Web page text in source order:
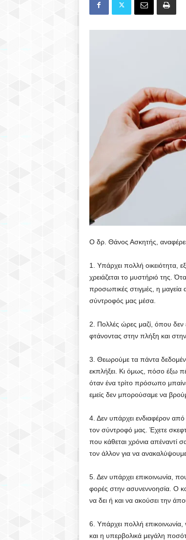
Ο δρ. Θάνος Ασκητής,
1. Υπάρχει πολλή οικειότητα,
χρειάζεται το μυστήριό της.
προσωπικές στιγμές, η μαγεία
σύντροφός μας μέσα.
2. Πολλές ώρες μαζί, όπου δεν
φτάνοντας στην πλήξη και
3. Θεωρούμε τα πάντα
εκπλήξει. Κι όμως, πόσο έξω
όταν ένα τρίτο πρόσωπο
εμείς δεν μπορούσαμε να
4. Δεν υπάρχει ενδιαφέρον
τον σύντροφό μας. Έχετε
που κάθεται χρόνια απέναντί
τον άλλον για να
5. Δεν υπάρχει επικοινωνία,
φορές στην ασυνεννοησία. Ο
να δει ή και να ακούσει την
6. Υπάρχει πολλή επικοινωνία,
και η υπερβολικά μεγάλη